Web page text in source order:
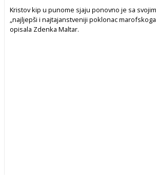
Kristov kip u punome sjaju ponovno je sa
„najljepši i najtajanstveniji poklonac
opisala Zdenka Maltar.